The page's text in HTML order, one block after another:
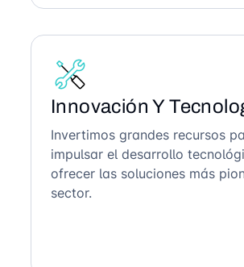
Innovación Y
Invertimos grandes recursos
impulsar el desarrollo
ofrecer las soluciones más
sector.